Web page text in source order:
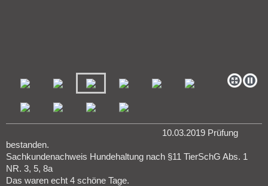
10.03.2019 Prüfung
bestanden.
Sachkundenachweis Hundehaltung nach §11 TierSchG Abs. 1
NR. 3, 5, 8a
Das waren echt 4 schöne Tage.